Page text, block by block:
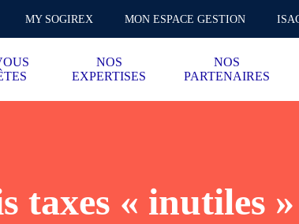
MY SOGIREX MON ESPACE GESTION
NOS
EXPERTISES
NOS
PARTENAIRES
taxes « inutiles